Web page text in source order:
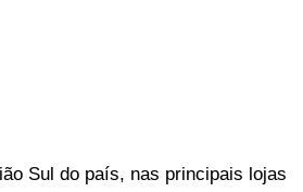
Sul do país, nas principais lojas